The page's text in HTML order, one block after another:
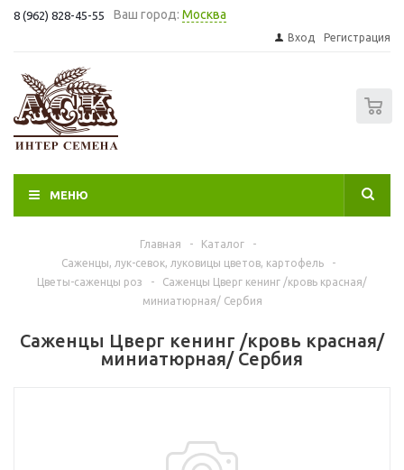
8 (962) 828-45-55 Ваш город: Москва
Вход Регистрация
МЕНЮ
Главная - Каталог
-
Саженцы, лук-севок, луковицы цветов, картофель
-
Цветы-саженцы роз
-
Саженцы Цверг кенинг /кровь красная/
миниатюрная/ Сербия
Саженцы Цверг кенинг /кровь красная/
миниатюрная/ Сербия